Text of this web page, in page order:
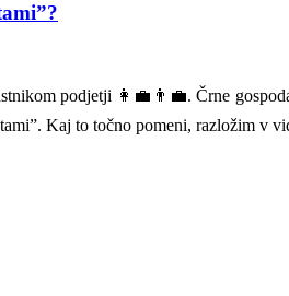
podjetji 👩‍💼👨‍💼. Črne
Kaj to točno pomeni, razložim v